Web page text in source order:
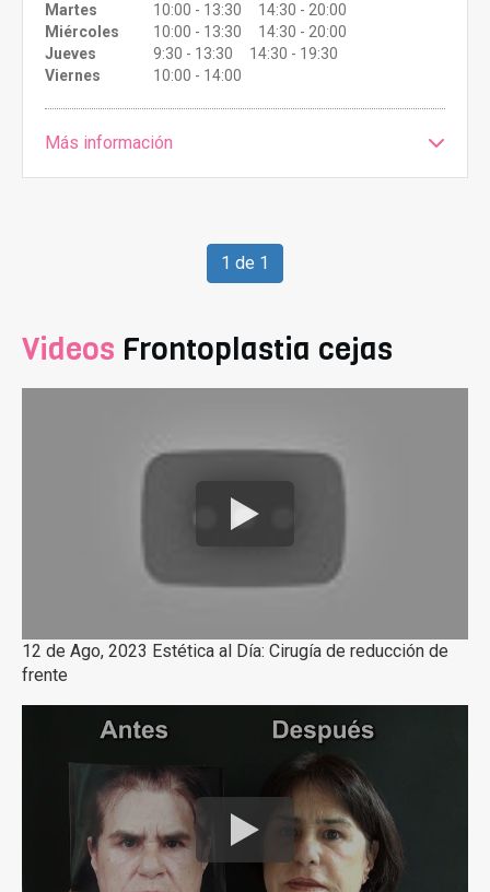
Martes
10:00 - 13:30 14:30 - 20:00
Miércoles
10:00 - 13:30 14:30 - 20:00
Jueves
9:30 - 13:30 14:30 - 19:30
Viernes
10:00 - 14:00
Más información
1 de 1
Videos Frontoplastia cejas
12 de Ago, 2023 Estética al Día: Cirugía de reducción de
frente